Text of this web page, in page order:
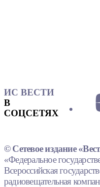
ИС ВЕСТИ
В
СОЦСЕТЯХ
© Сетевое издание
«Федеральное
Всероссийская
радиовещательная